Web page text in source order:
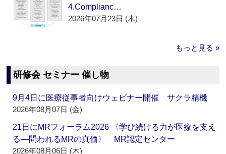
4.Complianc…
2026年07月23日 (木)
もっと見る »
研修会 セミナー 催し物
9月4日に医療従事者向けウェビナー開催 サクラ精機
2026年08月07日 (金)
21日にMRフォーラム2026 〈学び続ける力が医療を支え
る―問われるMRの真価〉 MR認定センター
2026年08月06日 (木)